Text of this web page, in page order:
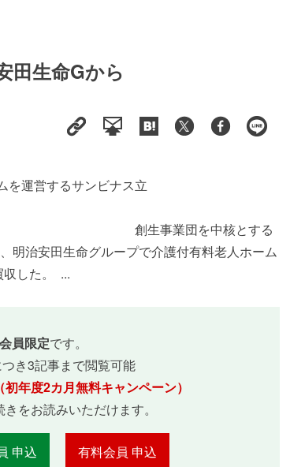
田生命Gから
を運営するサンビナス立
中核とする
明治安田生命グループで介護付有料老人ホーム
収した。 ...
会員限定です。
き3記事まで閲覧可能
初年度2カ月無料キャンペーン）
をお読みいただけます。
申込 有料会員 申込